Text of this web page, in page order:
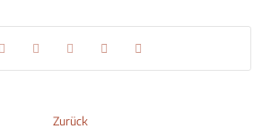
Zurück